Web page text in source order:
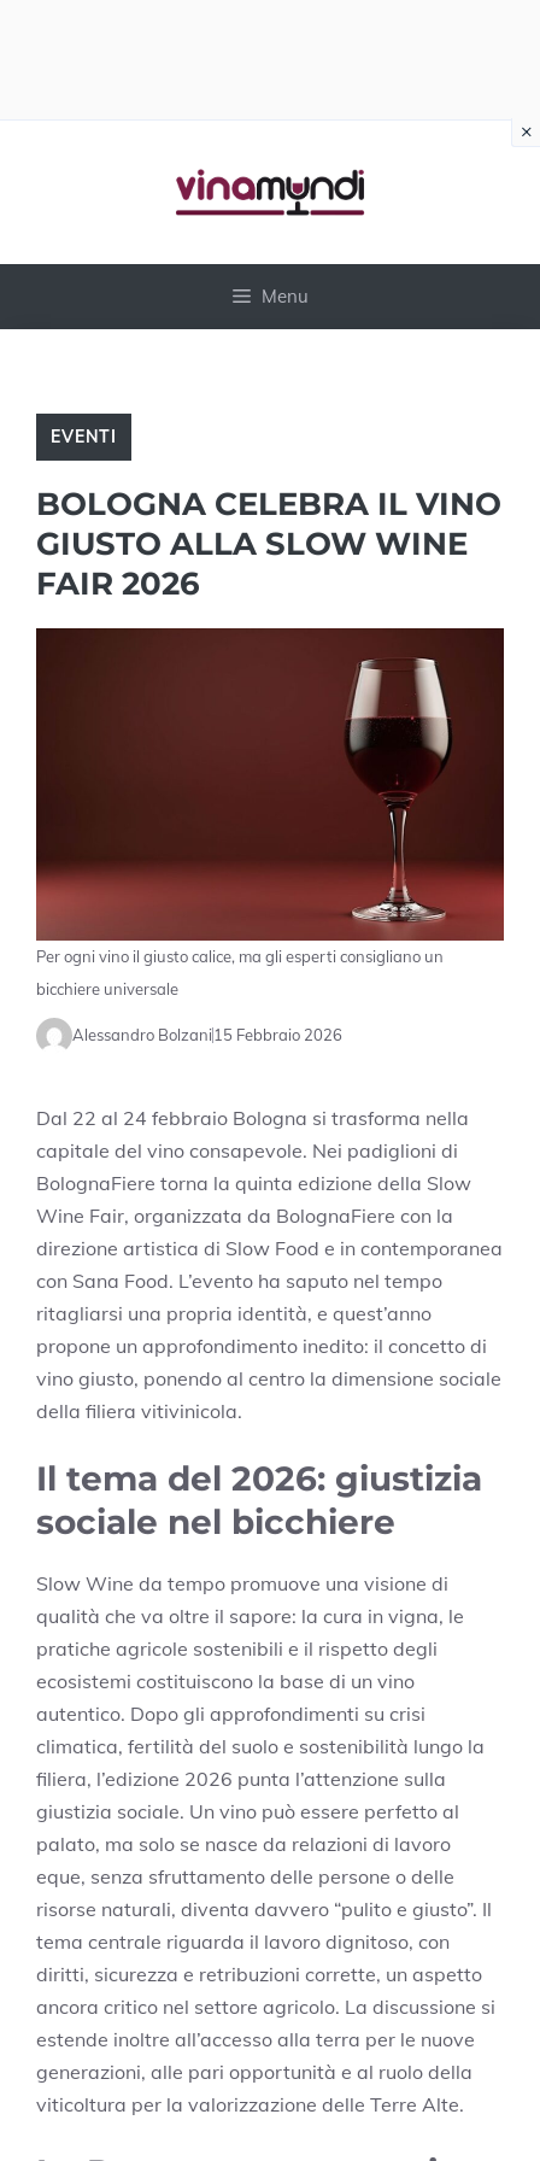
Menu
EVENTI
BOLOGNA CELEBRA IL VINO
GIUSTO ALLA SLOW WINE
FAIR 2026
Per ogni vino il giusto calice, ma gli esperti consigliano un
bicchiere universale
Alessandro Bolzani15 Febbraio 2026
Dal 22 al 24 febbraio Bologna si trasforma nella
capitale del vino consapevole. Nei padiglioni di
BolognaFiere torna la quinta edizione della Slow
Wine Fair, organizzata da BolognaFiere con la
direzione artistica di Slow Food e in contemporanea
con Sana Food. L’evento ha saputo nel tempo
ritagliarsi una propria identità, e quest’anno
propone un approfondimento inedito: il concetto di
vino giusto, ponendo al centro la dimensione sociale
della filiera vitivinicola.
Il tema del 2026: giustizia
sociale nel bicchiere
Slow Wine da tempo promuove una visione di
qualità che va oltre il sapore: la cura in vigna, le
pratiche agricole sostenibili e il rispetto degli
ecosistemi costituiscono la base di un vino
autentico. Dopo gli approfondimenti su crisi
climatica, fertilità del suolo e sostenibilità lungo la
filiera, l’edizione 2026 punta l’attenzione sulla
giustizia sociale. Un vino può essere perfetto al
palato, ma solo se nasce da relazioni di lavoro
eque, senza sfruttamento delle persone o delle
risorse naturali, diventa davvero “pulito e giusto”. Il
tema centrale riguarda il lavoro dignitoso, con
diritti, sicurezza e retribuzioni corrette, un aspetto
ancora critico nel settore agricolo. La discussione si
estende inoltre all’accesso alla terra per le nuove
generazioni, alle pari opportunità e al ruolo della
viticoltura per la valorizzazione delle Terre Alte.
×